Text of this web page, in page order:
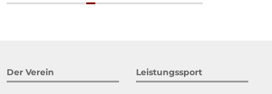
Der Verein Leistungssport